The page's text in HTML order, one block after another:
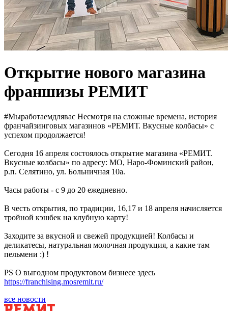
Открытие нового магазина
франшизы РЕМИТ
#Мыработаемдлявас Несмотря на сложные времена, история
франчайзинговых магазинов «РЕМИТ. Вкусные колбасы» с
успехом продолжается!
Сегодня 16 апреля состоялось открытие магазина «РЕМИТ.
Вкусные колбасы» по адресу: МО, Наро-Фоминский район,
р.п. Селятино, ул. Больничная 10а.
Часы работы - с 9 до 20 ежедневно.
В честь открытия, по традиции, 16,17 и 18 апреля начисляется
тройной кэшбек на клубную карту!
Заходите за вкусной и свежей продукцией! Колбасы и
деликатесы, натуральная молочная продукция, а какие там
пельмени :) !
PS О выгодном продуктовом бизнесе здесь
https://franchising.mosremit.ru/
все новости